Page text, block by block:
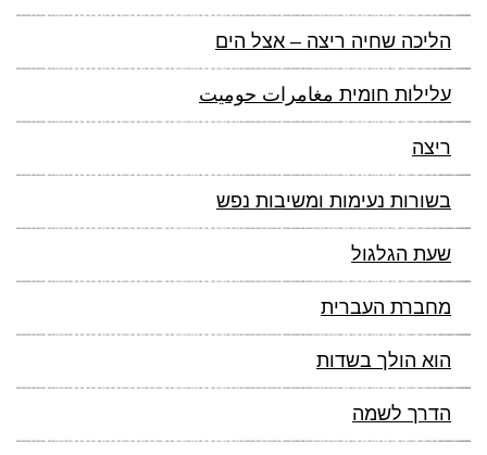
הליכה שחיה ריצה – אצל הים
עלילות חומית مغامرات حوميت
ריצה
בשורות נעימות ומשיבות נפש
שעת הגלגול
מחברת העברית
הוא הולך בשדות
הדרך לשמה